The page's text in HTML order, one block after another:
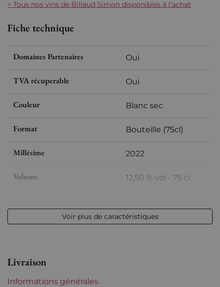
> Tous nos vins de Billaud Simon disponibles à l'achat
Fiche technique
Domaines Partenaires Oui
TVA récuperable Oui
Couleur Blanc sec
Format Bouteille (75cl)
Millésime 2022
Volume 12,50 % vol - 75 cl
Niveau Parfait
Voir plus de caractéristiques
Livraison
Informations générales